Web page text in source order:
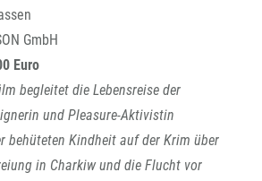
GmbH
Euro
begleitet die Lebensreise der
und Pleasure-Aktivistin
behüteten Kindheit auf der Krim über
in Charkiw und die Flucht vor